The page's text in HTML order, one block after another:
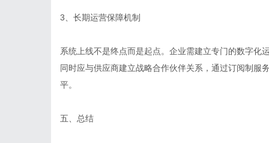
3、长期运营保障机制
系统上线不是终点而是起点。企业需建立专门的数字化
同时应与供应商建立战略合作伙伴关系，通过订阅制服
平。
五、总结